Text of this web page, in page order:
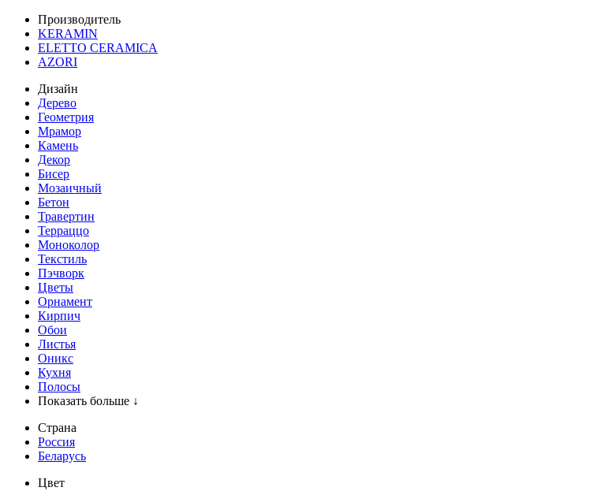
Производитель
KERAMIN
ELETTO CERAMICA
AZORI
Дизайн
Дерево
Геометрия
Мрамор
Камень
Декор
Бисер
Мозаичный
Бетон
Травертин
Терраццо
Моноколор
Текстиль
Пэчворк
Цветы
Орнамент
Кирпич
Обои
Листья
Оникс
Кухня
Полосы
Показать больше ↓
Страна
Россия
Беларусь
Цвет